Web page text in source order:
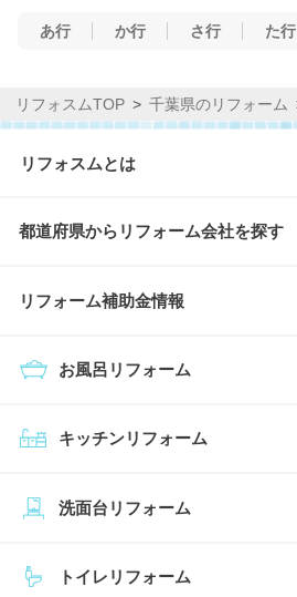
あ行 か行 さ行 た行
リフォスムTOP 千葉県のリフォーム
リフォスムとは
都道府県からリフォーム会社を探す
リフォーム補助金情報
キッチンリフォーム
お風呂リフォーム
トイレリフォーム
洗面台リフォーム